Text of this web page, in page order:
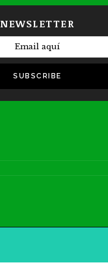
NEWSLETTER
SUBSCRIBE